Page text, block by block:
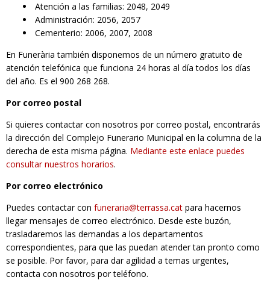
Atención a las familias: 2048, 2049
Administración: 2056, 2057
Cementerio: 2006, 2007, 2008
En Funerària también disponemos de un número gratuito de
atención telefónica que funciona 24 horas al día todos los días
del año. Es el 900 268 268.
Por correo postal
Si quieres contactar con nosotros por correo postal, encontrarás
la dirección del Complejo Funerario Municipal en la columna de la
derecha de esta misma página. Mediante este enlace puedes
consultar nuestros horarios.
Por correo electrónico
Puedes contactar con funeraria@terrassa.cat para hacernos
llegar mensajes de correo electrónico. Desde este buzón,
trasladaremos las demandas a los departamentos
correspondientes, para que las puedan atender tan pronto como
se posible. Por favor, para dar agilidad a temas urgentes,
contacta con nosotros por teléfono.